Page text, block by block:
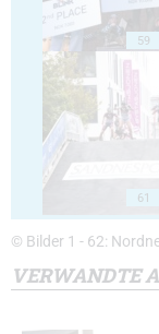
59
61
© Bilder 1 - 62:
VERWANDTE